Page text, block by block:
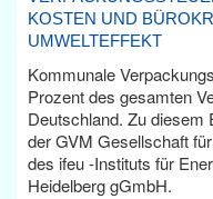
KOSTEN UND
UMWELTEFFEKT
Kommunale
Prozent des gesamten
Deutschland. Zu diesem
der GVM Gesellschaft
des ifeu -Instituts für
Heidelberg gGmbH.